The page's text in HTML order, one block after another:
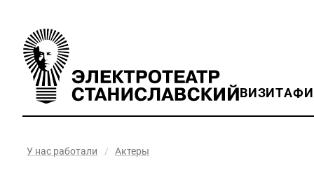
ВИЗИТ
У нас работали / Актеры